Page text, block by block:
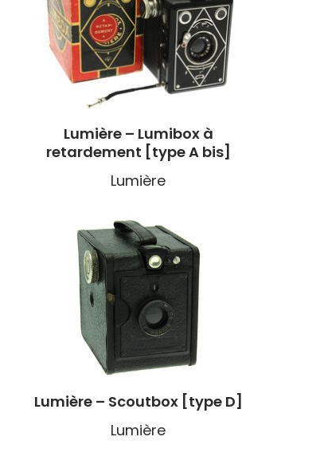
Lumière – Lumibox à
retardement [type A bis]
Lumière
Lumière – Scoutbox [type D]
Lumière